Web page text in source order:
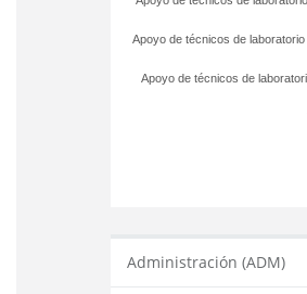
Apoyo de técnicos de
Apoyo de técnicos de laboratorio
Administración (ADM)